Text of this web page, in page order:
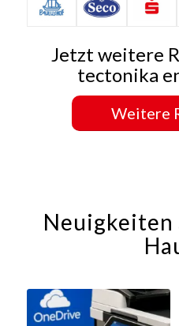
Jetzt weitere
tectonika
Weitere
Neuigkeiten